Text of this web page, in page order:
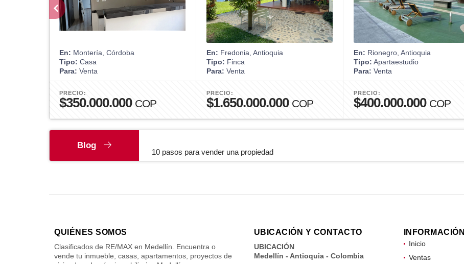
En: Montería, Córdoba
Tipo: Casa
Para: Venta
PRECIO:
$350.000.000 COP
En: Fredonia, Antioquia
Tipo: Finca
Para: Venta
PRECIO:
$1.650.000.000 COP
En: Rionegro, Antioquia
Tipo: Apartaestudio
Para: Venta
PRECIO:
$400.000.000 COP
Blog
QUIÉNES SOMOS
Clasificados de RE/MAX en Medellín. Encuentra o
vende tu inmueble, casas, apartamentos, proyectos de
UBICACIÓN Y CONTACTO
UBICACIÓN
Medellín - Antioquia - Colombia
INFORMACIÓN
Inicio
Ventas